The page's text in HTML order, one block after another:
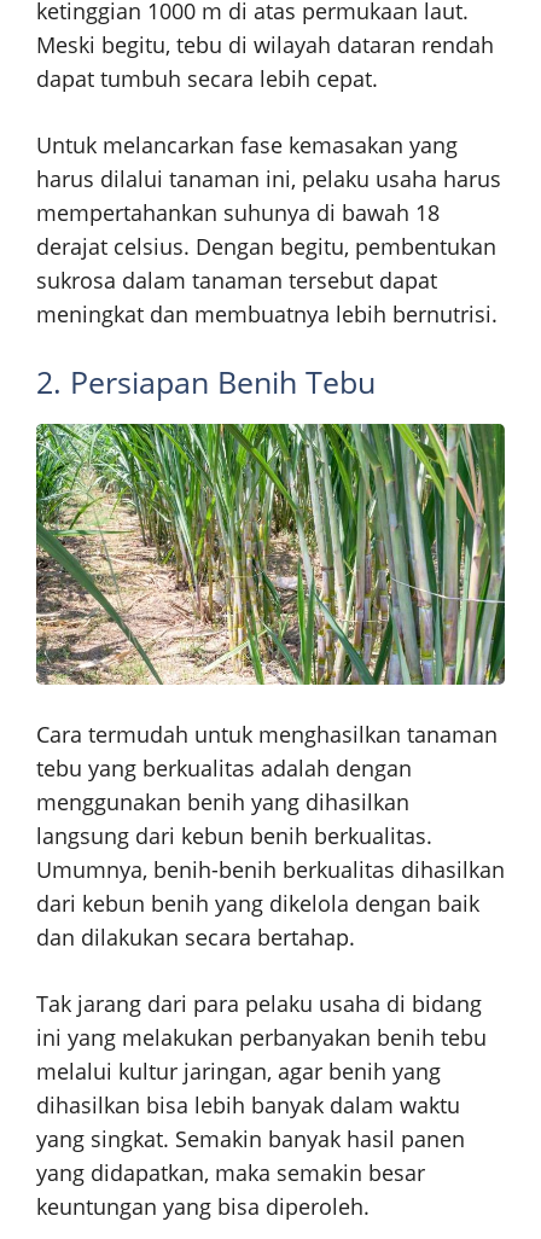
ketinggian 1000 m di atas permukaan laut.
Meski begitu, tebu di wilayah dataran rendah
dapat tumbuh secara lebih cepat.
Untuk melancarkan fase kemasakan yang
harus dilalui tanaman ini, pelaku usaha harus
mempertahankan suhunya di bawah 18
derajat celsius. Dengan begitu, pembentukan
sukrosa dalam tanaman tersebut dapat
meningkat dan membuatnya lebih bernutrisi.
2. Persiapan Benih Tebu
Cara termudah untuk menghasilkan tanaman
tebu yang berkualitas adalah dengan
menggunakan benih yang dihasilkan
langsung dari kebun benih berkualitas.
Umumnya, benih-benih berkualitas dihasilkan
dari kebun benih yang dikelola dengan baik
dan dilakukan secara bertahap.
Tak jarang dari para pelaku usaha di bidang
ini yang melakukan perbanyakan benih tebu
melalui kultur jaringan, agar benih yang
dihasilkan bisa lebih banyak dalam waktu
yang singkat. Semakin banyak hasil panen
yang didapatkan, maka semakin besar
keuntungan yang bisa diperoleh.